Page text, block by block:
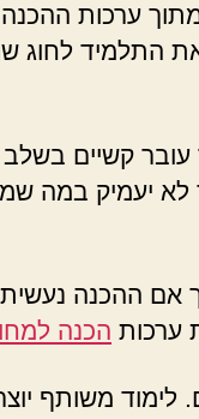
מתוך ערכות
את התלמיד
קשיים בשלב
יעמיק במה
ההכנה נעשית
ערכות הכנה
משותף יוצר